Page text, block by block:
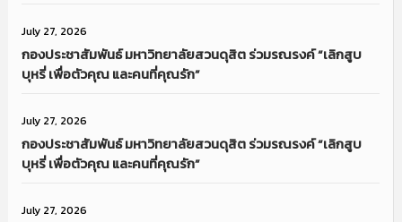
July 27, 2026
กองประชาสัมพันธ์ มหาวิทยาลัยสวนดุสิต ร่วมรณรงค์ “เลิกสูบ
บุหรี่ เพื่อตัวคุณ และคนที่คุณรัก”
July 27, 2026
กองประชาสัมพันธ์ มหาวิทยาลัยสวนดุสิต ร่วมรณรงค์ “เลิกสูบ
บุหรี่ เพื่อตัวคุณ และคนที่คุณรัก”
July 27, 2026